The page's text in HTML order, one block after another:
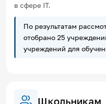
в сфере IT.
По результатам
отобрано 25
учреждений для
Школьникам